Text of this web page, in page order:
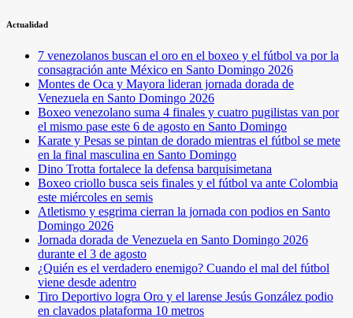
Actualidad
7 venezolanos buscan el oro en el boxeo y el fútbol va por la
consagración ante México en Santo Domingo 2026
Montes de Oca y Mayora lideran jornada dorada de
Venezuela en Santo Domingo 2026
Boxeo venezolano suma 4 finales y cuatro pugilistas van por
el mismo pase este 6 de agosto en Santo Domingo
Karate y Pesas se pintan de dorado mientras el fútbol se mete
en la final masculina en Santo Domingo
Dino Trotta fortalece la defensa barquisimetana
Boxeo criollo busca seis finales y el fútbol va ante Colombia
este miércoles en semis
Atletismo y esgrima cierran la jornada con podios en Santo
Domingo 2026
Jornada dorada de Venezuela en Santo Domingo 2026
durante el 3 de agosto
¿Quién es el verdadero enemigo? Cuando el mal del fútbol
viene desde adentro
Tiro Deportivo logra Oro y el larense Jesús González podio
en clavados plataforma 10 metros